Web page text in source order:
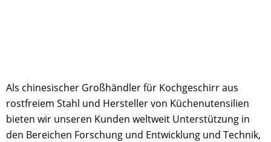
n
Als chinesischer Großhändler für Kochgeschirr aus
rostfreiem Stahl und Hersteller von Küchenutensilien
bieten wir unseren Kunden weltweit Unterstützung in
den Bereichen Forschung und Entwicklung und Technik,